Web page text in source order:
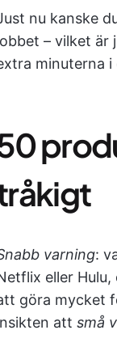
nu kanske
– vilket är
minuterna
varning:
eller
göra mycket
att små